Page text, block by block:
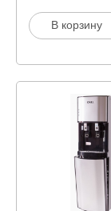
В корзину